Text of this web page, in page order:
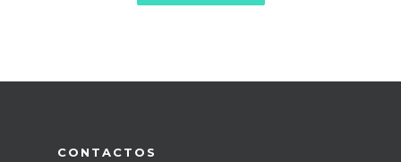
CONTACTOS